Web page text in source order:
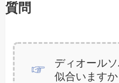
質問
ディオール
似合いますか